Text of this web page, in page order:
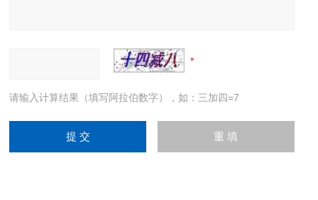
请输入计算结果（填写阿拉伯数字），如：三加四=7